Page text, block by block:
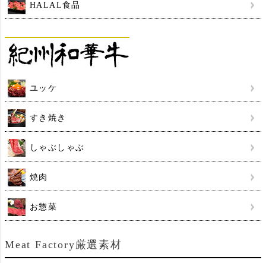
HALAL食品
ユッケ
すき焼き
しゃぶしゃぶ
焼肉
お惣菜
Meat Factory厳選素材